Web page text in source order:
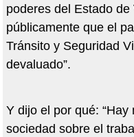
poderes del Estado
públicamente que el
Tránsito y Seguridad
devaluado”.
Y dijo el por qué:
sociedad sobre el